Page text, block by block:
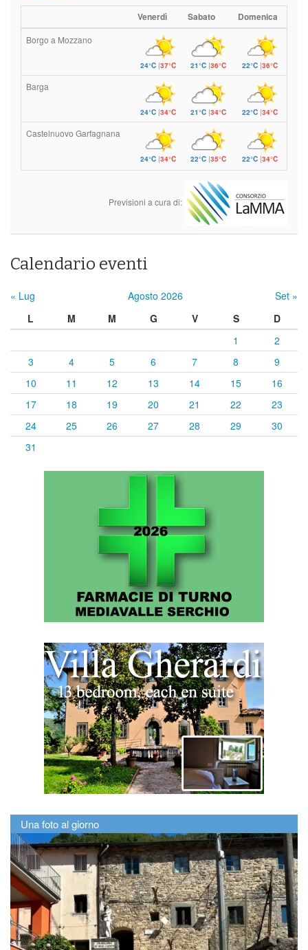
Venerdì Sabato Domenica
Borgo a Mozzano
24°C|37°C 21°C|36°C 22°C |36°C
Barga
24°C|34°C 21°C|34°C 22°C |34°C
Castelnuovo Garfagnana
24°C|34°C 22°C|35°C 22°C |34°C
Previsioni a cura di:
Calendario eventi
« Lug Agosto 2026
Set »
L
M M G V S
D
1
2
3
4 5 6 7 8
9
10
11 12 13 14 15
16
17
18 19 20 21 22
23
24
25 26 27 28 29
30
31
Una foto al giorno